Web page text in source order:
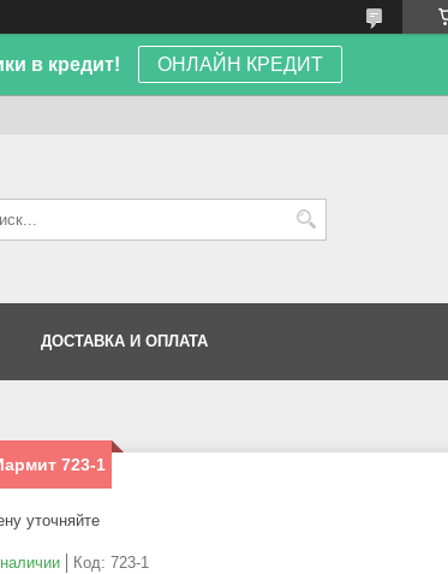
в кредит! ОНЛАЙН КРЕДИТ
ДОСТАВКА И ОПЛАТА
723-1
уточняйте
Код: 723-1